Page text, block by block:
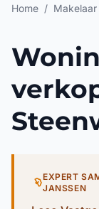
Home /
EXPERT
JANSSEN